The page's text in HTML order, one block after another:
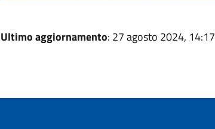
Ultimo aggiornamento: 27 agosto 2024, 14:17